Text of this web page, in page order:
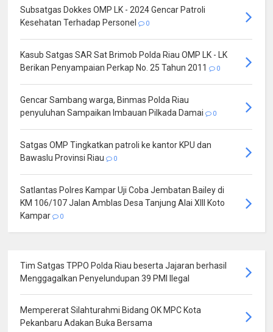
Subsatgas Dokkes OMP LK - 2024 Gencar Patroli
Kesehatan Terhadap Personel
0
Kasub Satgas SAR Sat Brimob Polda Riau OMP LK - LK
Berikan Penyampaian Perkap No. 25 Tahun 2011
0
Gencar Sambang warga, Binmas Polda Riau
penyuluhan Sampaikan Imbauan Pilkada Damai
0
Satgas OMP Tingkatkan patroli ke kantor KPU dan
Bawaslu Provinsi Riau
0
Satlantas Polres Kampar Uji Coba Jembatan Bailey di
KM 106/107 Jalan Amblas Desa Tanjung Alai XIII Koto
Kampar
0
Tim Satgas TPPO Polda Riau beserta Jajaran berhasil
Menggagalkan Penyelundupan 39 PMI Ilegal
Mempererat Silahturahmi Bidang OK MPC Kota
Pekanbaru Adakan Buka Bersama